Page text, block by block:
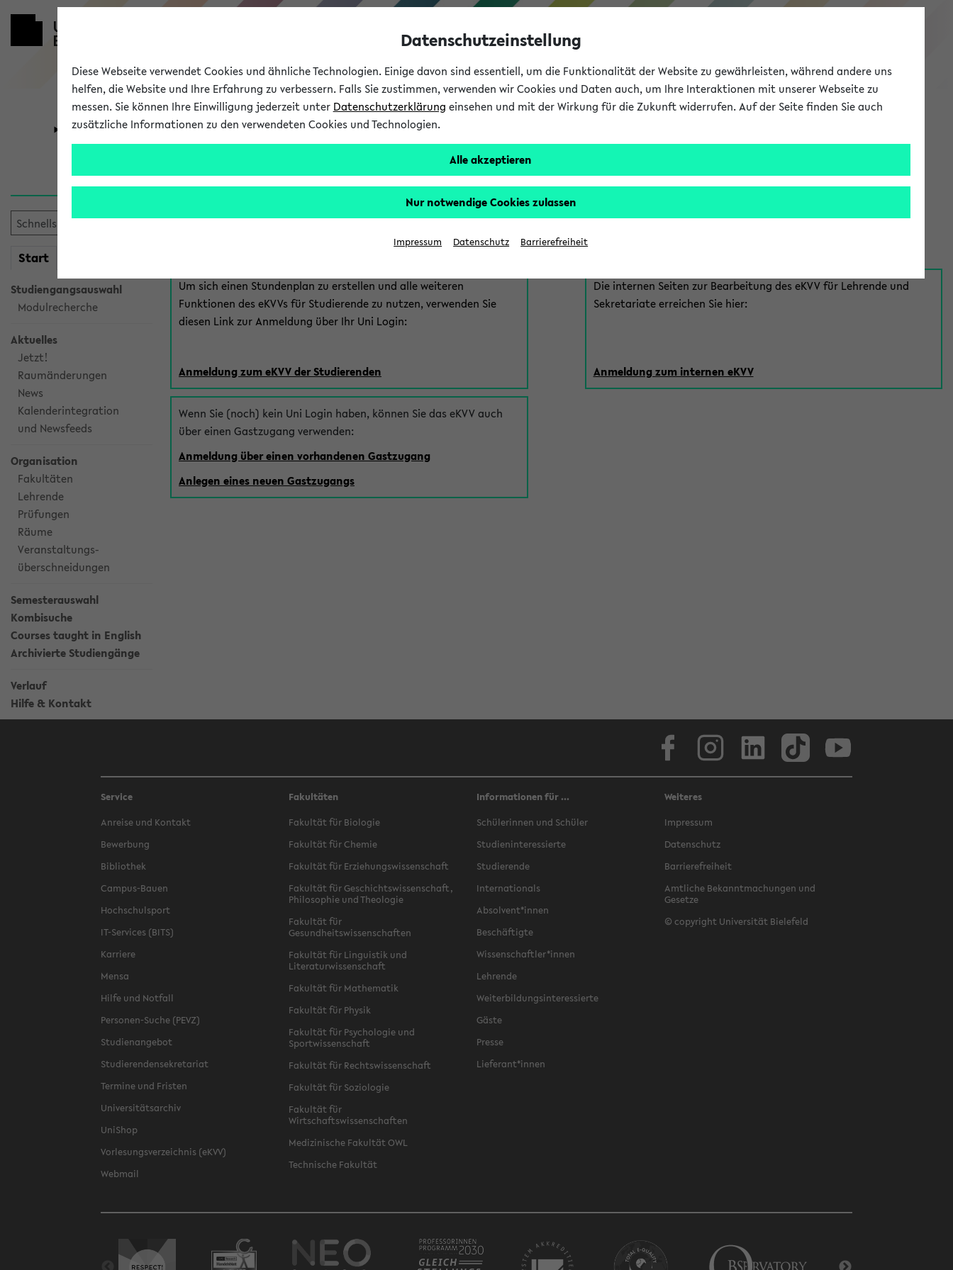
eKVV
Universität Forschung Studium
Start
Studiengangsauswahl
Modulrecherche
Aktuelles
Jetzt!
Raumänderungen
News
Kalenderintegration
und Newsfeeds
Organisation
Fakultäten
Lehrende
Prüfungen
Räume
Veranstaltungs-
überschneidungen
Semesterauswahl
Kombisuche
Courses taught in English
Archivierte Studiengänge
Verlauf
Hilfe & Kontakt
Anmeldung am eKVV
Es gibt mehrere Möglichkeiten zur Anmeldung am eKVV. Bitte wählen Sie die für Sie richtige aus:
Um sich einen Stundenplan zu erstellen und alle weiteren
Funktionen des eKVVs für Studierende zu nutzen, verwenden Sie
diesen Link zur Anmeldung über Ihr Uni Login:
Anmeldung zum eKVV der Studierenden
Wenn Sie (noch) kein Uni Login haben, können Sie das eKVV auch
über einen Gastzugang verwenden:
Anmeldung über einen vorhandenen Gastzugang
Anlegen eines neuen Gastzugangs
eKVV für Mitarbeiter*innen
Die internen Seiten zur Bearbeitung des eKVV für Lehrende und
Sekretariate erreichen Sie hier:
Anmeldung zum internen eKVV
Service
Anreise und Kontakt
Bewerbung
Bibliothek
Campus-Bauen
Hochschulsport
IT-Services (BITS)
Karriere
Mensa
Hilfe und Notfall
Personen-Suche (PEVZ)
Studienangebot
Studierendensekretariat
Termine und Fristen
Universitätsarchiv
UniShop
Vorlesungsverzeichnis (eKVV)
Webmail
Fakultäten
Fakultät für Biologie
Fakultät für Chemie
Fakultät für Erziehungswissenschaft
Fakultät für Geschichtswissenschaft,
Philosophie und Theologie
Fakultät für
Gesundheitswissenschaften
Fakultät für Linguistik und
Literaturwissenschaft
Fakultät für Mathematik
Fakultät für Physik
Fakultät für Psychologie und
Sportwissenschaft
Fakultät für Rechtswissenschaft
Fakultät für Soziologie
Fakultät für
Wirtschaftswissenschaften
Medizinische Fakultät OWL
Technische Fakultät
Informationen für ...
Schülerinnen und Schüler
Studieninteressierte
Studierende
Internationals
Absolvent*innen
Beschäftigte
Wissenschaftler*innen
Lehrende
Weiterbildungsinteressierte
Gäste
Presse
Lieferant*innen
Weiteres
Impressum
Datenschutz
Barrierefreiheit
Amtliche Bekanntmachungen und
Gesetze
© copyright Universität Bielefeld
Datenschutzeinstellung
Diese Webseite verwendet Cookies und ähnliche Technologien. Einige davon sind essentiell, um die Funktionalität der Website zu gewährleisten, während andere uns
helfen, die Website und Ihre Erfahrung zu verbessern. Falls Sie zustimmen, verwenden wir Cookies und Daten auch, um Ihre Interaktionen mit unserer Webseite zu
messen. Sie können Ihre Einwilligung jederzeit unter Datenschutzerklärung einsehen und mit der Wirkung für die Zukunft widerrufen. Auf der Seite finden Sie auch
zusätzliche Informationen zu den verwendeten Cookies und Technologien.
Alle akzeptieren
Nur notwendige Cookies zulassen
Impressum Datenschutz Barrierefreiheit